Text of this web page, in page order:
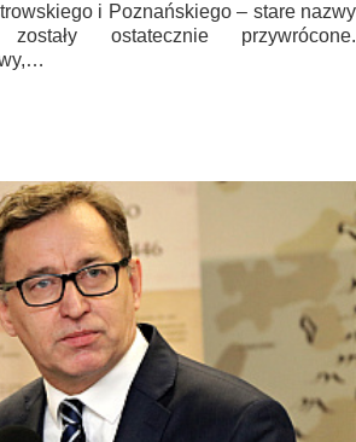
i Poznańskiego – stare nazwy
ostatecznie przywrócone.